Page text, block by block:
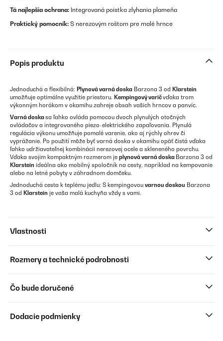
Tá najlepšia ochrana: Integrovaná poistka zlyhania plameňa
Praktický pomocník: S nerezovým roštom pre malé hrnce
Popis produktu
Jednoduchá a flexibilná: Plynová varná doska Barzona 3 od Klarstein
umožňuje optimálne využitie priestoru. Kempingový varičvďaka trom
výkonným horákom v okamihu zahreje obsah vašich hrncov a panvíc.
Varná doskasa ľahko ovláda pomocou dvoch plynulých otočných
ovládačov a integrovaného piezo-elektrického zapaľovania. Plynulá
regulácia výkonu umožňuje pomalé varenie, ako aj rýchly ohrev či
vyprážanie. Po použití môže byť varná doska v okamihu opäť čistá vďaka
ľahko udržiavateľnej kombinácii nerezovej ocele a skleneného povrchu.
Vďaka svojim kompaktným rozmerom je plynová varná doska Barzona 3 od
Klarstein ideálna ako mobilný spoločník na cesty, napríklad na kempovanie
alebo na letné pobyty v záhradnom domčeku.
Jednoduchá cesta k teplému jedlu: S kempingovou varnou doskou Barzona
3 od Klarstein je vaša malá kuchyňa vždy s vami.
Vlastnosti
Rozmery a technické podrobnosti
Čo bude doručené
Dodacie podmienky